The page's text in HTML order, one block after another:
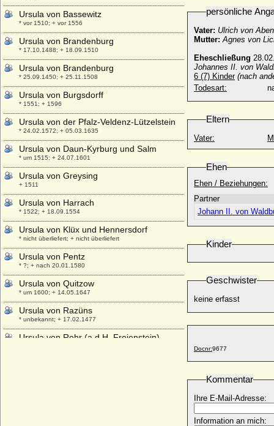
persönliche
Vater: Ulrich von
Mutter: Agnes von
Eheschließung
Johannes II. von
6 (7) Kinder (nach
Todesart:
Eltern
Vater:
Ehen
Ehen / Beziehungen:
Partner
Johann II. von
Kinder
Geschwister
keine erfasst
Docnr:9677
Kommentar
Ihre E-Mail-Adresse:
Information an mich:
Ursula von Bassewitz
* vor 1510; + vor 1556
Ursula von Brandenburg
* 17.10.1488; + 18.09.1510
Ursula von Brandenburg
* 25.09.1450; + 25.11.1508
Ursula von Burgsdorff
* 1551; + 1596
Ursula von der Pfalz-Veldenz-Lützelstein
* 24.02.1572; + 05.03.1635
Ursula von Daun-Kyrburg und Salm
* um 1515; + 24.07.1601
Ursula von Greysing
+ 1511
Ursula von Harrach
* 1522; + 18.09.1554
Ursula von Klüx und Hennersdorf
* nicht überliefert; + nicht überliefert
Ursula von Pentz
* ?; + nach 20.01.1580
Ursula von Quitzow
* um 1600; + 14.05.1647
Ursula von Razüns
* unbekannt; + 17.02.1477
Ursula von Rohr (a.d.H. Freienstein)